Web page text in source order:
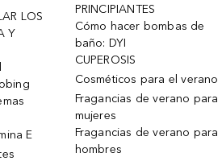
LOS
Y
E
PRINCIPIANTES
Cómo hacer bombas de
baño: DYI
CUPEROSIS
Cosméticos para el verano
Fragancias de verano para
mujeres
Fragancias de verano para
hombres